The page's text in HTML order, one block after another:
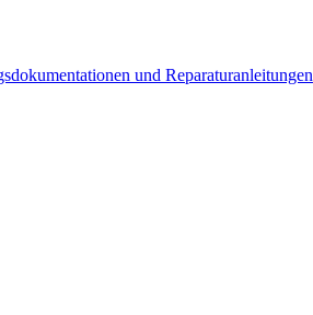
und Reparaturanleitungen